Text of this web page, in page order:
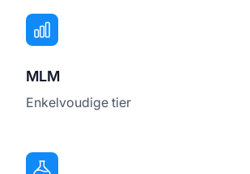
MLM
Enkelvoudige tier